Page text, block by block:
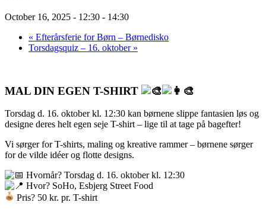
October 16, 2025 - 12:30 - 14:30
« Efterårsferie for Børn – Børnedisko
Torsdagsquiz – 16. oktober »
MAL DIN EGEN T-SHIRT
Torsdag d. 16. oktober kl. 12:30 kan børnene slippe fantasien løs og
designe deres helt egen seje T-shirt – lige til at tage på bagefter!
Vi sørger for T-shirts, maling og kreative rammer – børnene sørger
for de vilde idéer og flotte designs.
Hvornår? Torsdag d. 16. oktober kl. 12:30
Hvor? SoHo, Esbjerg Street Food
Pris? 50 kr. pr. T-shirt